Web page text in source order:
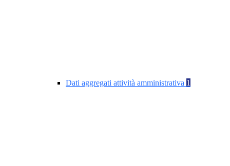
Dati aggregati attività amministrativa 1